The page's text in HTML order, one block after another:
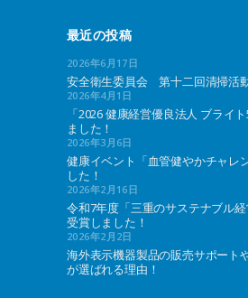
最近の投稿
2026年6月17日
安全衛生委員会 第十二回清掃活
2026年4月1日
「2026 健康経営優良法人 ブライ
ました！
2026年3月6日
健康イベント「血管健やかチャレ
した！
2026年2月16日
令和7年度「三重のサステナブル
受賞しました！
2026年2月2日
海外表示機器製品の販売サポート
が選ばれる理由！